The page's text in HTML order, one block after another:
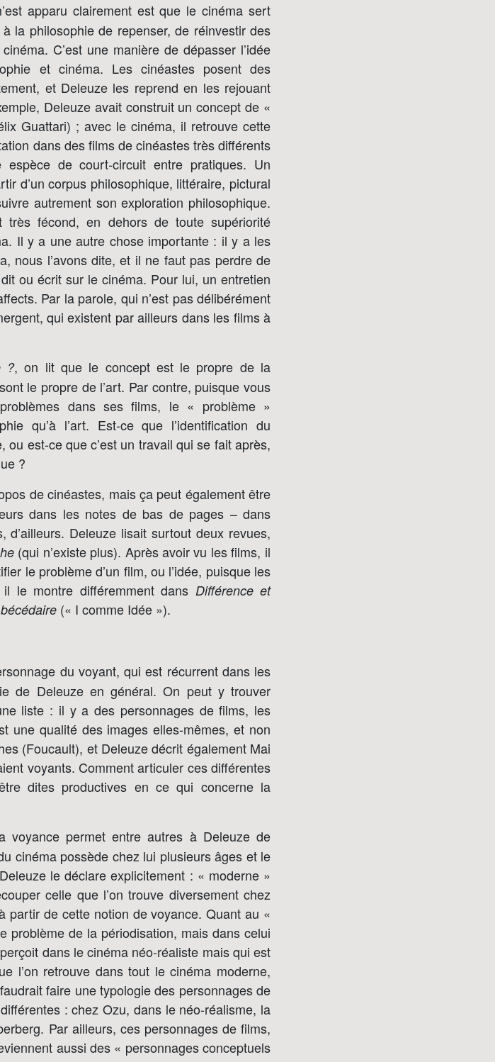
apparu clairement est que le cinéma sert
la philosophie de repenser, de réinvestir des
C’est une manière de dépasser l’idée
et cinéma. Les cinéastes posent des
et Deleuze les reprend en les rejouant
Deleuze avait construit un concept de «
Guattari) ; avec le cinéma, il retrouve cette
dans des films de cinéastes très différents
de court-circuit entre pratiques. Un
d’un corpus philosophique, littéraire, pictural
autrement son exploration philosophique.
fécond, en dehors de toute supériorité
Il y a une autre chose importante : il y a les
nous l’avons dite, et il ne faut pas perdre de
ou écrit sur le cinéma. Pour lui, un entretien
Par la parole, qui n’est pas délibérément
qui existent par ailleurs dans les films à
?, on lit que le concept est le propre de la
le propre de l’art. Par contre, puisque vous
dans ses films, le « problème »
qu’à l’art. Est-ce que l’identification du
est-ce que c’est un travail qui se fait après,
?
de cinéastes, mais ça peut également être
dans les notes de bas de pages – dans
Deleuze lisait surtout deux revues,
(qui n’existe plus). Après avoir vu les films, il
le problème d’un film, ou l’idée, puisque les
le montre différemment dans Différence et
(« I comme Idée »).
du voyant, qui est récurrent dans les
de Deleuze en général. On peut y trouver
liste : il y a des personnages de films, les
une qualité des images elles-mêmes, et non
(Foucault), et Deleuze décrit également Mai
voyants. Comment articuler ces différentes
dites productives en ce qui concerne la
permet entre autres à Deleuze de
cinéma possède chez lui plusieurs âges et le
le déclare explicitement : « moderne »
celle que l’on trouve diversement chez
partir de cette notion de voyance. Quant au «
problème de la périodisation, mais dans celui
dans le cinéma néo-réaliste mais qui est
l’on retrouve dans tout le cinéma moderne,
faire une typologie des personnages de
: chez Ozu, dans le néo-réalisme, la
Par ailleurs, ces personnages de films,
aussi des « personnages conceptuels